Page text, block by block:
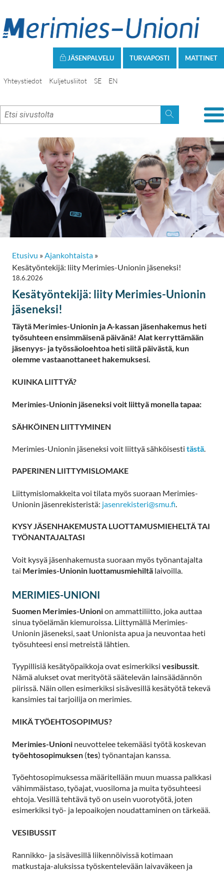
MATTINET
TURVAPOSTI
JÄSENPALVELU
Yhteystiedot Kuljetusliitot SE EN
Etusivu » Ajankohtaista »
Kesätyöntekijä: liity Merimies-Unionin jäseneksi!
18.6.2026
Kesätyöntekijä: liity Merimies-Unionin
jäseneksi!
Täytä Merimies-Unionin ja A-kassan jäsenhakemus heti
työsuhteen ensimmäisenä päivänä! Alat kerryttämään
jäsenyys- ja työssäoloehtoa heti siitä päivästä, kun
olemme vastaanottaneet hakemuksesi.
KUINKA LIITTYÄ?
Merimies-Unionin jäseneksi voit liittyä monella tapaa:
SÄHKÖINEN LIITTYMINEN
Merimies-Unionin jäseneksi voit liittyä sähköisesti tästä.
PAPERINEN LIITTYMISLOMAKE
Liittymislomakkeita voi tilata myös suoraan Merimies-
Unionin jäsenrekisteristä: jasenrekisteri@smu.fi.
KYSY JÄSENHAKEMUSTA LUOTTAMUSMIEHELTÄ TAI
TYÖNANTAJALTASI
Voit kysyä jäsenhakemusta suoraan myös työnantajalta
tai Merimies-Unionin luottamusmiehiltä laivoilla.
MERIMIES-UNIONI
Suomen Merimies-Unionion ammattiliitto, joka auttaa
sinua työelämän kiemuroissa. Liittymällä Merimies-
Unionin jäseneksi, saat Unionista apua ja neuvontaa heti
työsuhteesi ensi metreistä lähtien.
Tyypillisiä kesätyöpaikkoja ovat esimerkiksi vesibussit.
Nämä alukset ovat merityötä säätelevän lainsäädännön
piirissä. Näin ollen esimerkiksi sisävesillä kesätyötä tekevä
kansimies tai tarjoilija on merimies.
MIKÄ TYÖEHTOSOPIMUS?
Merimies-Unioni neuvottelee tekemääsi työtä koskevan
työehtosopimuksen (tes) työnantajan kanssa.
Työehtosopimuksessa määritellään muun muassa palkkasi
vähimmäistaso, työajat, vuosiloma ja muita työsuhteesi
ehtoja. Vesillä tehtävä työ on usein vuorotyötä, joten
esimerkiksi työ- ja lepoaikojen noudattaminen on tärkeää.
VESIBUSSIT
Rannikko- ja sisävesillä liikennöivissä kotimaan
matkustaja-aluksissa työskentelevään laivaväkeen ja